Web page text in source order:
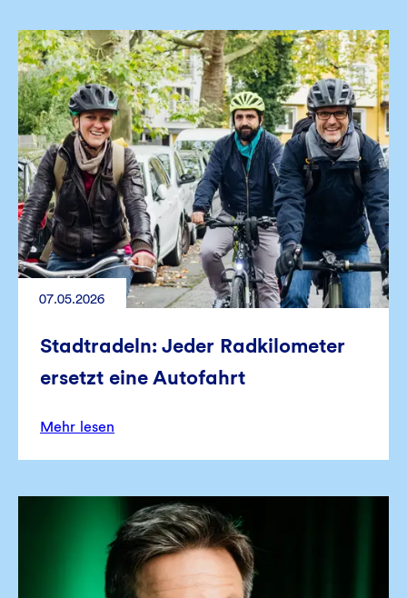
07.05.2026
Stadtradeln: Jeder Radkilometer
ersetzt eine Autofahrt
Mehr lesen